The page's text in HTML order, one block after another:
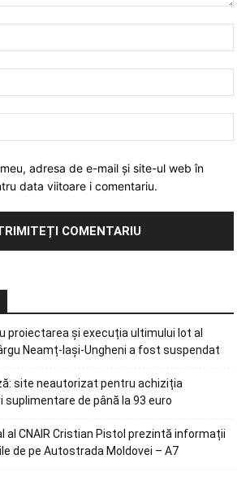
adresa de e-mail și site-ul web în
data viitoare i comentariu.
proiectarea și execuția ultimului lot al
Neamț-Iași-Ungheni a fost suspendat
site neautorizat pentru achiziția
suplimentare de până la 93 euro
al CNAIR Cristian Pistol prezintă informații
de pe Autostrada Moldovei – A7